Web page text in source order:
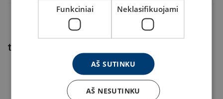
taip pat galime Jums pasiūlyti...
Funkciniai Neklasifikuojami
AŠ SUTINKU
AŠ NESUTINKU